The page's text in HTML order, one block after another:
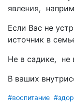
явления,
Если Вас не
источник в
Не в садике, не
В ваших
#воспитание